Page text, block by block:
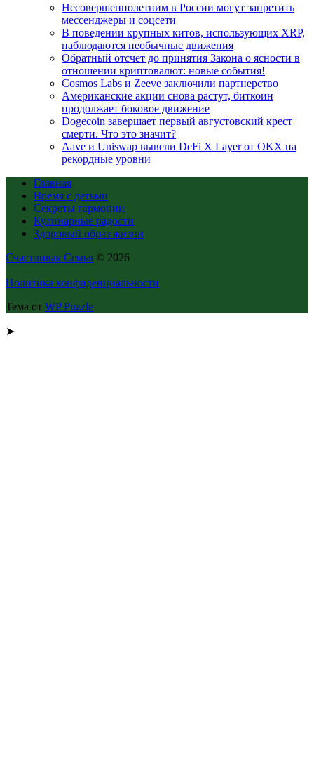
Несовершеннолетним в России могут запретить
мессенджеры и соцсети
В поведении крупных китов, использующих XRP,
наблюдаются необычные движения
Обратный отсчет до принятия Закона о ясности в
отношении криптовалют: новые события!
Cosmos Labs и Zeeve заключили партнерство
Американские акции снова растут, биткоин
продолжает боковое движение
Dogecoin завершает первый августовский крест
смерти. Что это значит?
Aave и Uniswap вывели DeFi X Layer от OKX на
рекордные уровни
Главная
Время с детьми
Секреты гармонии
Кулинарные радости
Здоровый образ жизни
Счастливая Семья © 2026
Политика конфиденциальности
Тема от WP Puzzle
➤